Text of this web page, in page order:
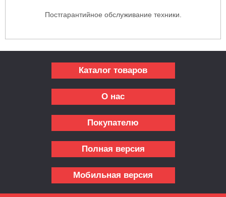
Постгарантийное обслуживание техники.
Каталог товаров
О нас
Покупателю
Полная версия
Мобильная версия